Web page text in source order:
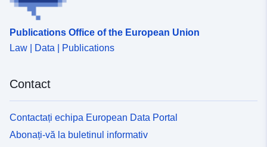
Publications Office of the European Union
Law | Data | Publications
Contact
Contactați echipa European Data Portal
Abonați-vă la buletinul informativ